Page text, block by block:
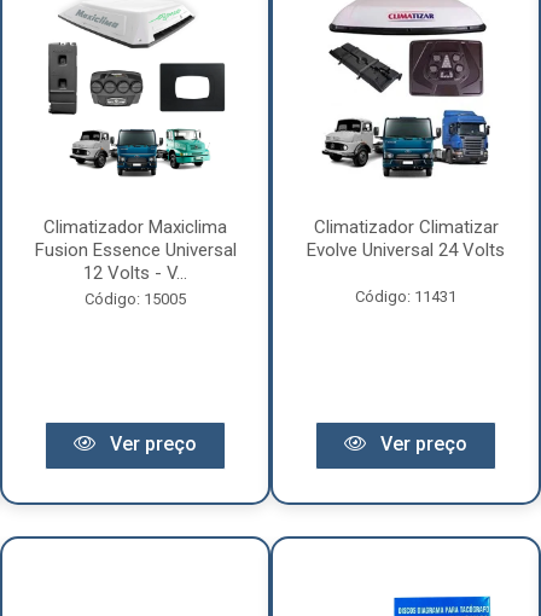
Climatizador Maxiclima
Fusion Essence Universal
12 Volts - V...
Código: 15005
Ver preço
Climatizador Climatizar
Evolve Universal 24 Volts
Código: 11431
Ver preço